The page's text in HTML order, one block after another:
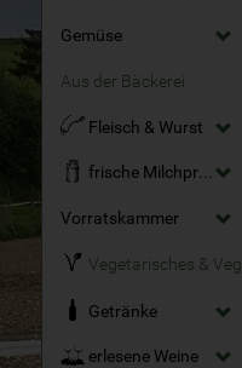
Gemüse
Aus der Bäckerei
Fleisch & Wurst
frische Milchprodukte
Vorratskammer
Getränke
erlesene Weine